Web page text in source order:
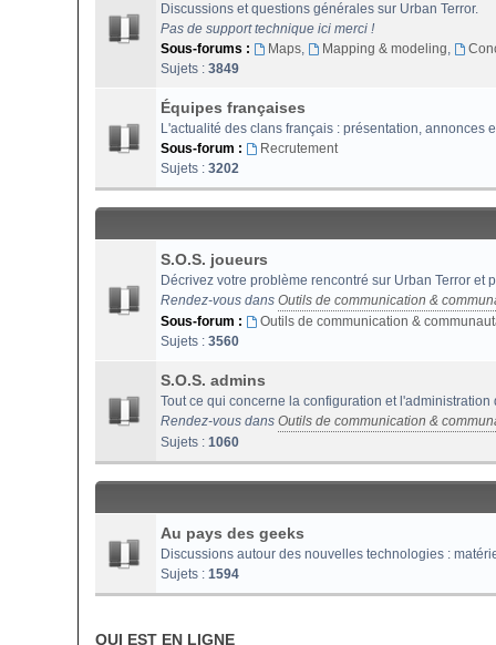
Discussions et questions générales sur Urban Terror.
Pas de support technique ici merci !
Sous-forums :
Maps, Mapping & modeling,
Sujets : 3849
Équipes françaises
L'actualité des clans français : présentation, annonces
Sous-forum :
Recrutement
Sujets : 3202
S.O.S. joueurs
Décrivez votre problème rencontré sur Urban Terror
Rendez-vous dans Outils de communication &
Sous-forum :
Outils de communication &
Sujets : 3560
S.O.S. admins
Tout ce qui concerne la configuration et l'administration
Rendez-vous dans Outils de communication &
Sujets : 1060
Au pays des geeks
Discussions autour des nouvelles technologies :
Sujets : 1594
QUI EST EN LIGNE